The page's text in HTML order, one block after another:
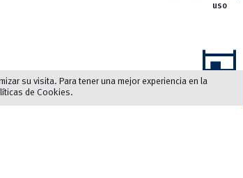
uso
shelves
su visita. Para tener una mejor experiencia en la
de Cookies.